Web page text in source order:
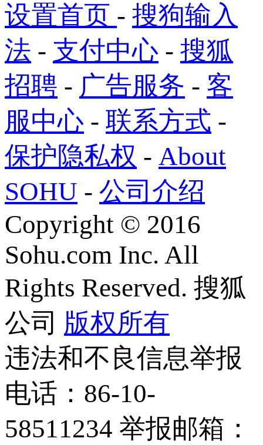
设置首页 - 搜狗输入
法 - 支付中心 - 搜狐
招聘 - 广告服务 - 客
服中心 - 联系方式 -
保护隐私权 - About
SOHU - 公司介绍
Copyright © 2016
Sohu.com Inc. All
Rights Reserved. 搜狐
公司 版权所有
违法和不良信息举报
电话：86-10-
58511234 举报邮箱：